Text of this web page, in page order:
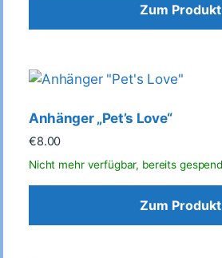
Zum Produkt
Anhänger „Pet’s Love“
€8.00
Zum Produkt